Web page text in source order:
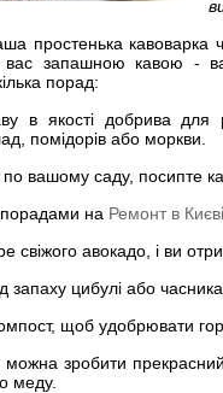
простенька кавоварка
запашною кавою -
порад:
в якості добрива
помідорів або моркви.
вашому саду, посипте
на Ремонт в Києві
свіжого авокадо, і ви
цибулі або часника
щоб удобрювати
зробити
меду.